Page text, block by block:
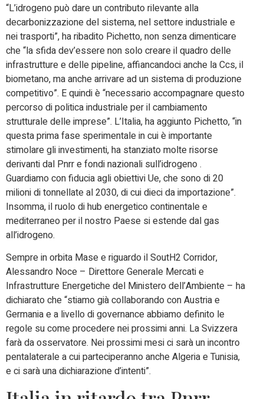
“L’idrogeno può dare un contributo rilevante alla
decarbonizzazione del sistema, nel settore industriale e
nei trasporti”, ha ribadito Pichetto, non senza dimenticare
che “la sfida dev’essere non solo creare il quadro delle
infrastrutture e delle pipeline, affiancandoci anche la Ccs, il
biometano, ma anche arrivare ad un sistema di produzione
competitivo”. E quindi è “necessario accompagnare questo
percorso di politica industriale per il cambiamento
strutturale delle imprese”. L’Italia, ha aggiunto Pichetto, “in
questa prima fase sperimentale in cui è importante
stimolare gli investimenti, ha stanziato molte risorse
derivanti dal Pnrr e fondi nazionali sull’idrogeno .
Guardiamo con fiducia agli obiettivi Ue, che sono di 20
milioni di tonnellate al 2030, di cui dieci da importazione”.
Insomma, il ruolo di hub energetico continentale e
mediterraneo per il nostro Paese si estende dal gas
all’idrogeno.
Sempre in orbita Mase e riguardo il SoutH2 Corridor,
Alessandro Noce – Direttore Generale Mercati e
Infrastrutture Energetiche del Ministero dell’Ambiente – ha
dichiarato che “stiamo già collaborando con Austria e
Germania e a livello di governance abbiamo definito le
regole su come procedere nei prossimi anni. La Svizzera
farà da osservatore. Nei prossimi mesi ci sarà un incontro
pentalaterale a cui parteciperanno anche Algeria e Tunisia,
e ci sarà una dichiarazione d’intenti”.